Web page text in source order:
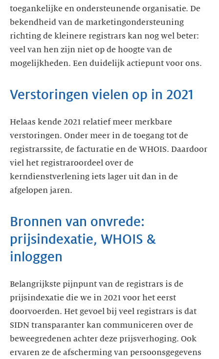
toegankelijke en ondersteunende organisatie. De
bekendheid van de marketingondersteuning
richting de kleinere registrars kan nog wel beter:
veel van hen zijn niet op de hoogte van de
Helaas kende 2021 relatief meer merkbare
verstoringen. Onder meer in de toegang tot de
registrarssite, de facturatie en de WHOIS. Daardoor
viel het registraroordeel over de
kerndienstverlening iets lager uit dan in de
Bronnen van onvrede:
prijsindexatie, WHOIS &
Belangrijkste pijnpunt van de registrars is de
prijsindexatie die we in 2021 voor het eerst
doorvoerden. Het gevoel bij veel registrars is dat
SIDN transparanter kan communiceren over de
beweegredenen achter deze prijsverhoging. Ook
ervaren ze de afscherming van persoonsgegevens